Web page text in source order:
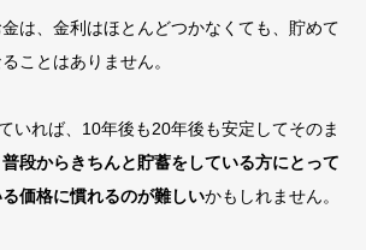
は、金利はほとんどつかなくても、貯めて
ことはありません。
いれば、10年後も20年後も安定してそのま
普段からきちんと貯蓄をしている方にとって
価格に慣れるのが難しいかもしれません。